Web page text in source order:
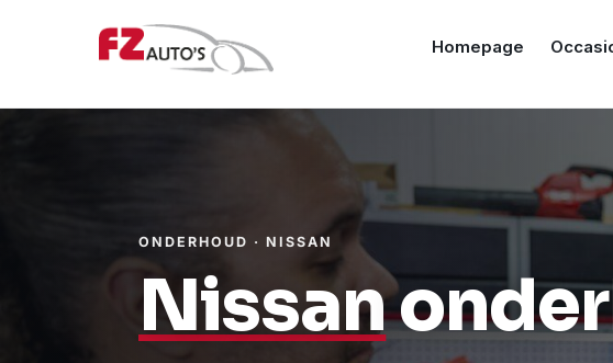
Homepage
ONDERHOUD · NISSAN
Nissan